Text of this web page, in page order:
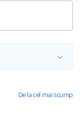
De la cel mai scump